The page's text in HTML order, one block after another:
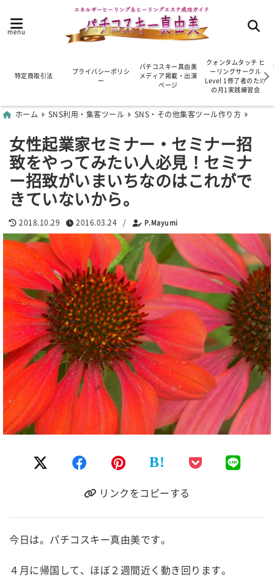
menu
特定商取引法
プライバシーポリシ
ー
パチコスキー真由美
メディア掲載・出演
ページ
クォンタムタッチ ヒ
ーリングサークル
Level 1修了者のため
の月1実践練習会
ホーム SNS利用・集客ツール SNS・その他集客ツール作り方
女性起業家セミナー・セミナー招
致をやってみたい人必見！セミナ
ー招致がいまいちなのはこれがで
きていないから。
2018.10.29 2016.03.24 / P.Mayumi
B!
リンクをコピーする
今日は。パチコスキー真由美です。
４月に帰国して、ほぼ２週間近く動き回ります。